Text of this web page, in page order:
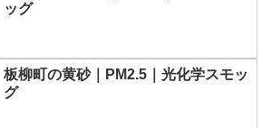
ッグ
板柳町の黄砂｜PM2.5｜光化学スモッ
グ